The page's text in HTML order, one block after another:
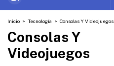
Inicio > Tecnología > Consolas Y Videojuegos
Consolas Y
Videojuegos